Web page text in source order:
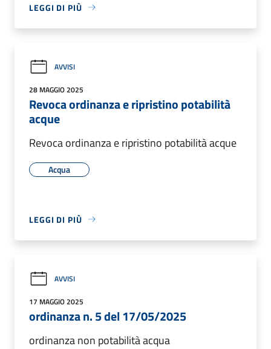
LEGGI DI PIÙ
AVVISI
28 MAGGIO 2025
Revoca ordinanza e ripristino potabilità
acque
Revoca ordinanza e ripristino potabilità acque
Acqua
LEGGI DI PIÙ
AVVISI
17 MAGGIO 2025
ordinanza n. 5 del 17/05/2025
ordinanza non potabilità acqua